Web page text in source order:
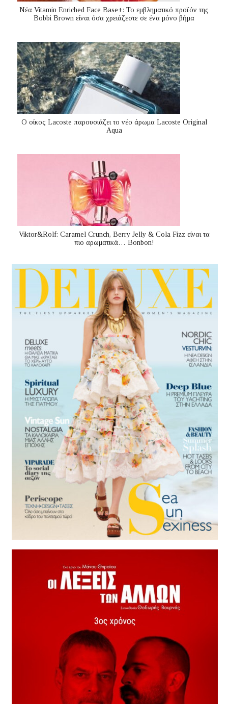
Nέα Vitamin Enriched Face Base+: Το εμβληματικό προϊόν της
Bobbi Brown είναι όσα χρειάζεστε σε ένα μόνο βήμα
Ο οίκος Lacoste παρουσιάζει το νέο άρωμα Lacoste Original
Aqua
Viktor&Rolf: Caramel Crunch, Berry Jelly & Cola Fizz είναι τα
πιο αρωματικά… Bonbon!